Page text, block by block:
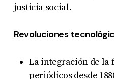
justicia social.
Revoluciones
La integración de la
periódicos desde